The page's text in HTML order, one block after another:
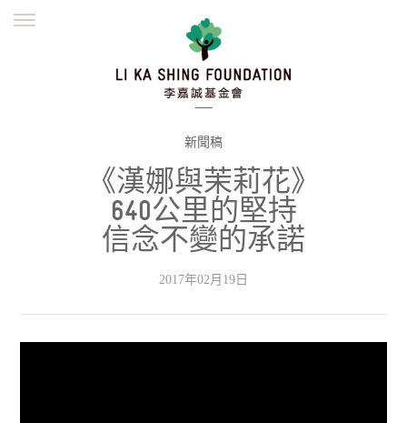
並肩同行
繁體
新聞稿
《漢娜與茉莉花》
640公里的堅持
信念不變的承諾
2017年02月19日